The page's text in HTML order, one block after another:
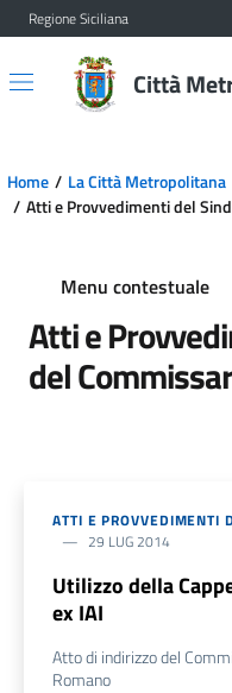
Vai al contenuto principale
Vai al menu principale
Regione Siciliana
Città
Home
La Città Metropolitana
Atti e Provvedimenti del
Menu contestuale
Atti e
del
ATTI E PROVVEDIMENTI
29 LUG 2014
Utilizzo della
ex IAI
Atto di indirizzo del
Romano